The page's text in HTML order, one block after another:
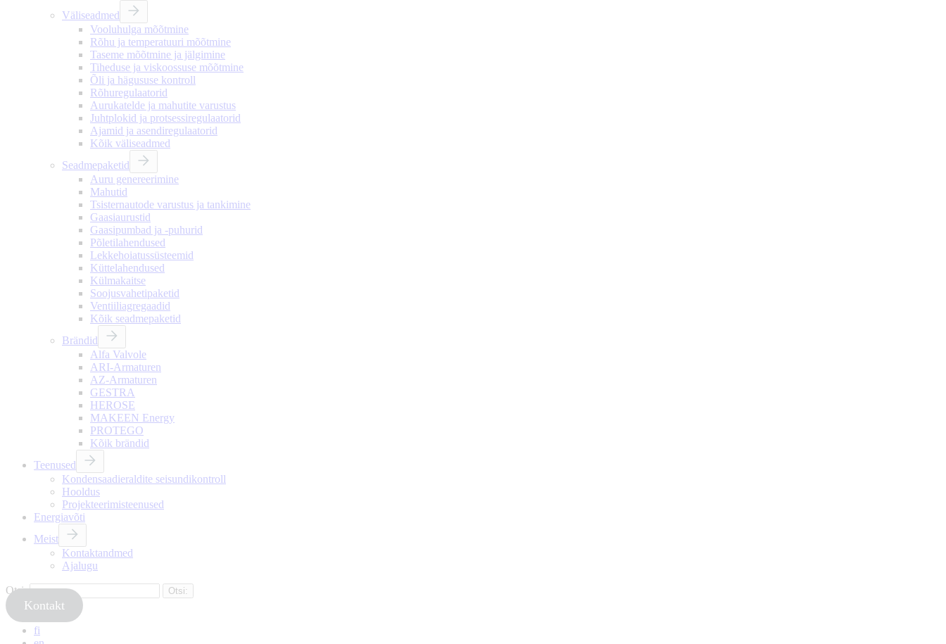
Väliseadmed
Vooluhulga mõõtmine
Rõhu ja temperatuuri mõõtmine
Taseme mõõtmine ja jälgimine
Tiheduse ja viskoossuse mõõtmine
Õli ja hägususe kontroll
Rõhuregulaatorid
Aurukatelde ja mahutite varustus
Juhtplokid ja protsessiregulaatorid
Ajamid ja asendiregulaatorid
Kõik väliseadmed
Seadmepaketid
Auru genereerimine
Mahutid
Tsisternautode varustus ja tankimine
Gaasiaurustid
Gaasipumbad ja -puhurid
Põletilahendused
Lekkehoiatussüsteemid
Küttelahendused
Külmakaitse
Soojusvahetipaketid
Ventiiliagregaadid
Kõik seadmepaketid
Brändid
Alfa Valvole
ARI-Armaturen
AZ-Armaturen
GESTRA
HEROSE
MAKEEN Energy
PROTEGO
Kõik brändid
Teenused
Kondensaadieraldite seisundikontroll
Hooldus
Projekteerimisteenused
Energiavõti
Meist
Kontaktandmed
Ajalugu
Otsi:
Kontakt
fi